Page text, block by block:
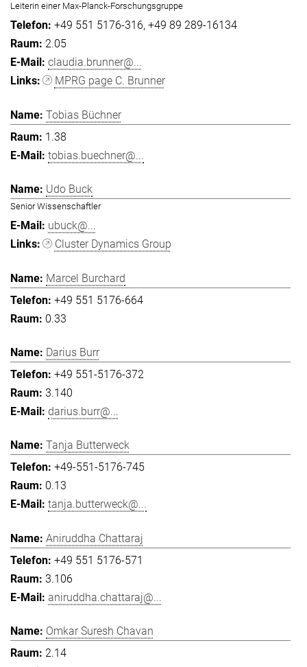
Leiterin einer Max-Planck-Forschungsgruppe
+49 551 5176-316 +49 89 289-16134
2.05
claudia.brunner@...
MPRG page C. Brunner
Tobias Büchner
1.38
tobias.buechner@...
Udo Buck
Senior Wissenschaftler
ubuck@...
Cluster Dynamics Group
Marcel Burchard
+49 551 5176-664
0.33
Darius Burr
+49 551-5176-372
3.140
darius.burr@...
Tanja Butterweck
+49-551-5176-745
0.13
tanja.butterweck@...
Aniruddha Chattaraj
+49 551 5176-571
3.106
aniruddha.chattaraj@...
Omkar Suresh Chavan
2.14